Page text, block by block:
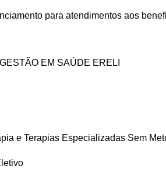
para atendimentos aos
EM SAÚDE ERELI
e Terapias Especializadas Sem